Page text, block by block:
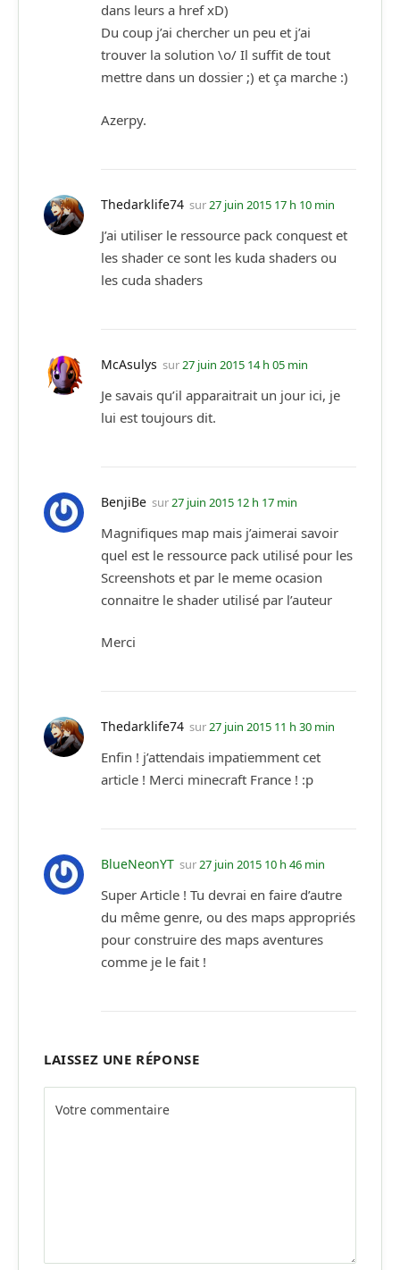
dans leurs a href xD)
Du coup j’ai chercher un peu et j’ai
trouver la solution \o/ Il suffit de tout
mettre dans un dossier ;) et ça marche :)
Azerpy.
Thedarklife74 sur27 juin 2015 17 h 10 min
J’ai utiliser le ressource pack conquest et
les shader ce sont les kuda shaders ou
les cuda shaders
McAsulys sur27 juin 2015 14 h 05 min
Je savais qu’il apparaitrait un jour ici, je
lui est toujours dit.
BenjiBe sur27 juin 2015 12 h 17 min
Magnifiques map mais j’aimerai savoir
quel est le ressource pack utilisé pour les
Screenshots et par le meme ocasion
connaitre le shader utilisé par l’auteur
Merci
Thedarklife74 sur27 juin 2015 11 h 30 min
Enfin ! j’attendais impatiemment cet
article ! Merci minecraft France ! :p
BlueNeonYT sur27 juin 2015 10 h 46 min
Super Article ! Tu devrai en faire d’autre
du même genre, ou des maps appropriés
pour construire des maps aventures
comme je le fait !
LAISSEZ UNE RÉPONSE